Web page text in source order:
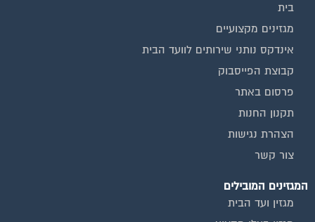
בית
מגזינים מקצועיים
אינדקס נותני שירותים לוועד הבית
קבוצת הפייסבוק
פרסום באתר
תקנון החנות
הצהרת נגישות
צור קשר
המגזינים המובילים
מגזין ועד הבית